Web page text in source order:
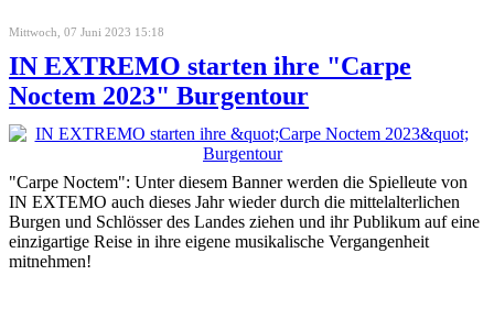
Mittwoch, 07 Juni 2023 15:18
IN EXTREMO starten ihre "Carpe
Noctem 2023" Burgentour
"Carpe Noctem": Unter diesem Banner werden die Spielleute von
IN EXTEMO auch dieses Jahr wieder durch die mittelalterlichen
Burgen und Schlösser des Landes ziehen und ihr Publikum auf eine
einzigartige Reise in ihre eigene musikalische Vergangenheit
mitnehmen!